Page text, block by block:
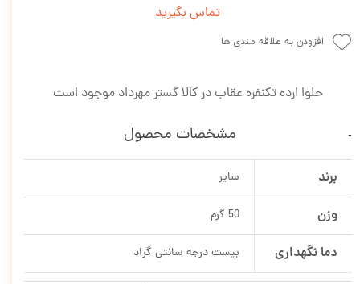
تماس بگیرید
افزودن به علاقه مندی ها
حلوا ارده تکنفره عقاب در کالا گستر مهرداد موجود است
مشخصات محصول
برند سایر
وزن 50 گرم
دما نگهداری بیست درجه سانتی گراد